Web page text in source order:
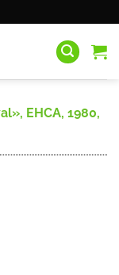
EHCA, 1980,